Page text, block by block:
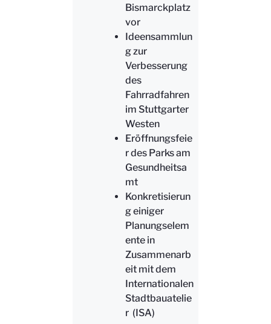
Bismarckplatz
vor
Ideensammlun
g zur
Verbesserung
des
Fahrradfahren
im Stuttgarter
Westen
Eröffnungsfeie
r des Parks am
Gesundheitsa
mt
Konkretisierun
g einiger
Planungselem
ente in
Zusammenarb
eit mit dem
Internationalen
Stadtbauatelie
r (ISA)